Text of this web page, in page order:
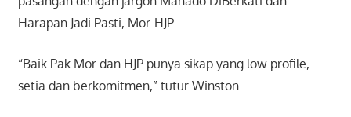
Harapan Jadi Pasti, Mor-HJP.
“Baik Pak Mor dan HJP punya sikap yang low profile,
setia dan berkomitmen,” tutur Winston.